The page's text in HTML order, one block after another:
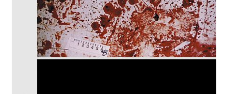
Aktuelles
Verlag